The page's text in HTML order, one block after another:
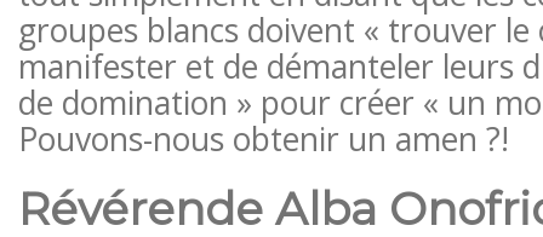
groupes blancs doivent « trouver le
manifester et de démanteler leurs
de domination » pour créer « un
Pouvons-nous obtenir un amen ?!
Révérende Alba